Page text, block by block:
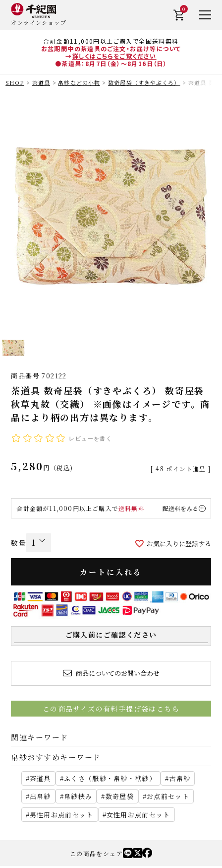
合計金額11,000円以上ご購入で全国送料無料
お盆期間中の茶道具のご注文・お届け等について
→詳しくはこちらをご覧ください
●茶道具：8月7日（金）～8月16日（日）
オンラインショップ
0
SHOP 茶道具 帛紗などの小物 数奇屋袋（すきやぶくろ） 茶道具 数
商品番号 702122
茶道具 数奇屋袋（すきやぶくろ） 数寄屋袋
秋草丸紋（交織） ※画像はイメージです。商
品により柄の出方は異なります。
レビューを書く
5,280 税込 [ 48 ポイント進呈 ]
合計金額が11,000円以上ご購入で送料無料 配送料をみる
お気に入りに登録する
カートに入れる
ご購入前にご確認ください
商品についてのお問い合わせ
この商品サイズの有料手提げ袋はこちら
関連キーワード
帛紗おすすめキーワード
茶道具 ふくさ（服紗・帛紗・袱紗）
古帛紗
出帛紗
帛紗挟み 数奇屋袋
お点前セット
男性用お点前セット
女性用お点前セット
この商品をシェア